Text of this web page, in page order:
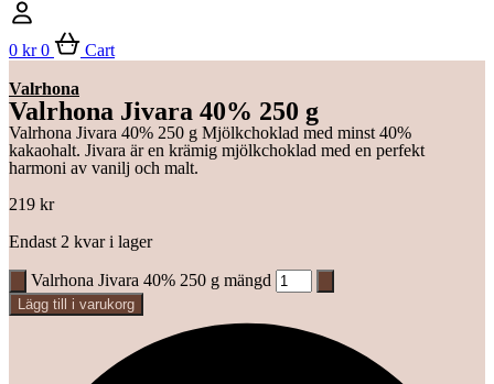
0 kr 0 Cart
Valrhona
Valrhona Jivara 40% 250 g
Valrhona Jivara 40% 250 g Mjölkchoklad med minst 40%
kakaohalt. Jivara är en krämig mjölkchoklad med en perfekt
harmoni av vanilj och malt.
219 kr
Endast 2 kvar i lager
Valrhona Jivara 40% 250 g mängd
Lägg till i varukorg